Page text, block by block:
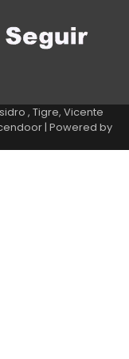
, Tigre, Vicente
| Powered by